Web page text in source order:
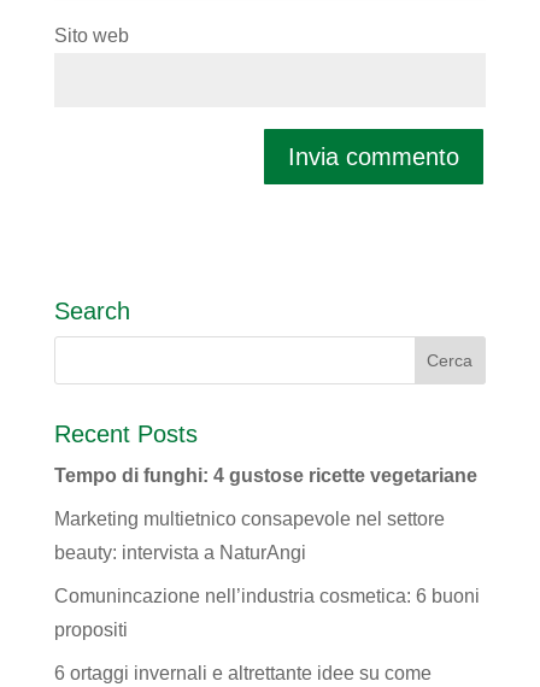
Sito web
Search
Recent Posts
Tempo di funghi: 4 gustose ricette vegetariane
Marketing multietnico consapevole nel settore
beauty: intervista a NaturAngi
Comunincazione nell’industria cosmetica: 6 buoni
propositi
6 ortaggi invernali e altrettante idee su come